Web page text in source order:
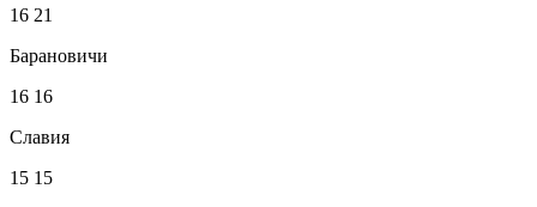
16 21
Барановичи
16 16
Славия
15 15